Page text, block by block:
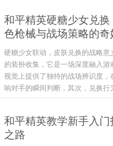
和平精英硬糖少女兑
色枪械与战场策略的奇
硬糖少女联动，皮肤兑换的战略
的装扮收集，它是一场深度融入
视觉上提供了独特的战场辨识度
响对手的瞬间判断，其次，兑换行
和平精英教学新手入
之路